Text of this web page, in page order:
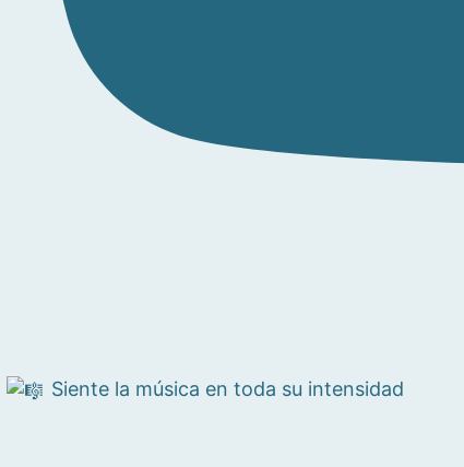
Siente la música en toda su intensidad